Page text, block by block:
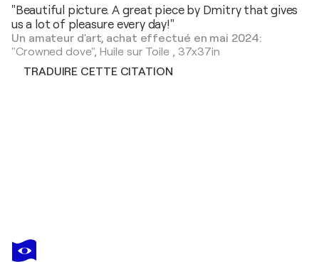
"Beautiful picture. A great piece by Dmitry that gives
us a lot of pleasure every day!"
Un amateur d'art, achat effectué en mai 2024:
"Crowned dove", Huile sur Toile, 37x37in
TRADUIRE CETTE CITATION
DMITRY
SPIROS